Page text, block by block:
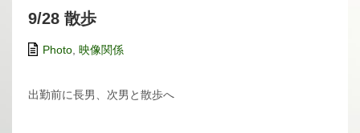
9/28 散歩
Photo 映像関係
出勤前に長男、次男と散歩へ